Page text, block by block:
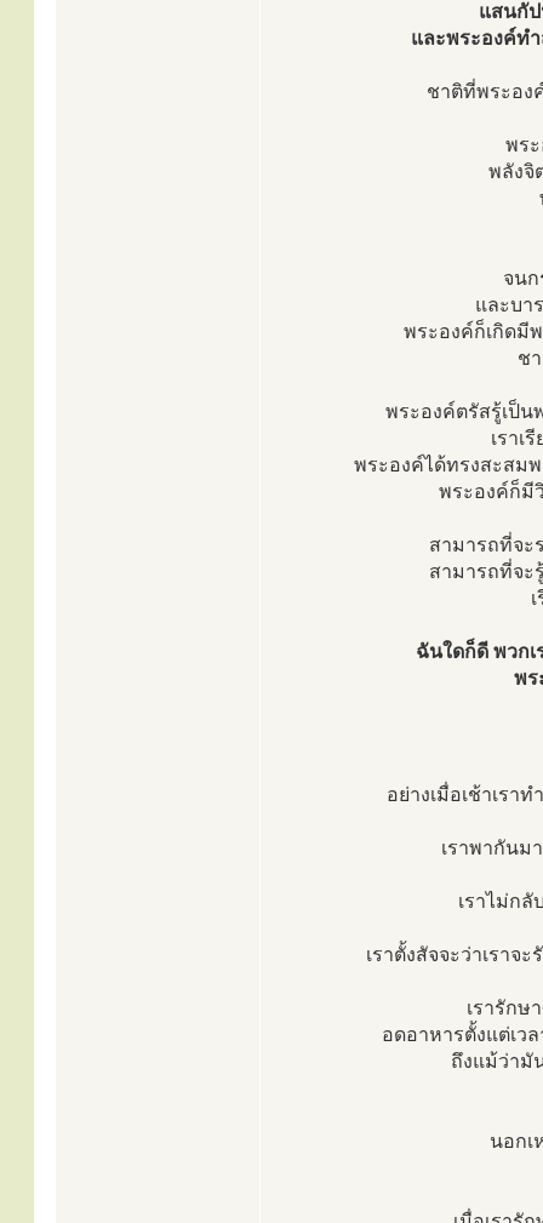
แสนกั
และพระองค์ท
ชาติที่พระอง
พร
พลังจิ
จนก
และบา
พระองค์ก็เกิดมี
ช
พระองค์ตรัสรู้เป็
เราเ
พระองค์ได้ทรงสะสม
พระองค์ก็มี
สามารถที่จะ
สามารถที่จะ
ฉันใดก็ดี พวก
พร
อย่างเมื่อเช้าเรา
เราพากันม
เราไม่กลั
เราตั้งสัจจะว่าเรา
เรารักษ
อดอาหารตั้งแต่เว
ถึงแม้ว่ามั
นอกเ